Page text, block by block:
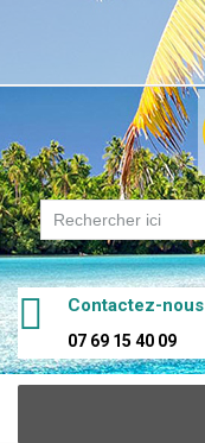
Contactez-nous
07 69 15 40 09